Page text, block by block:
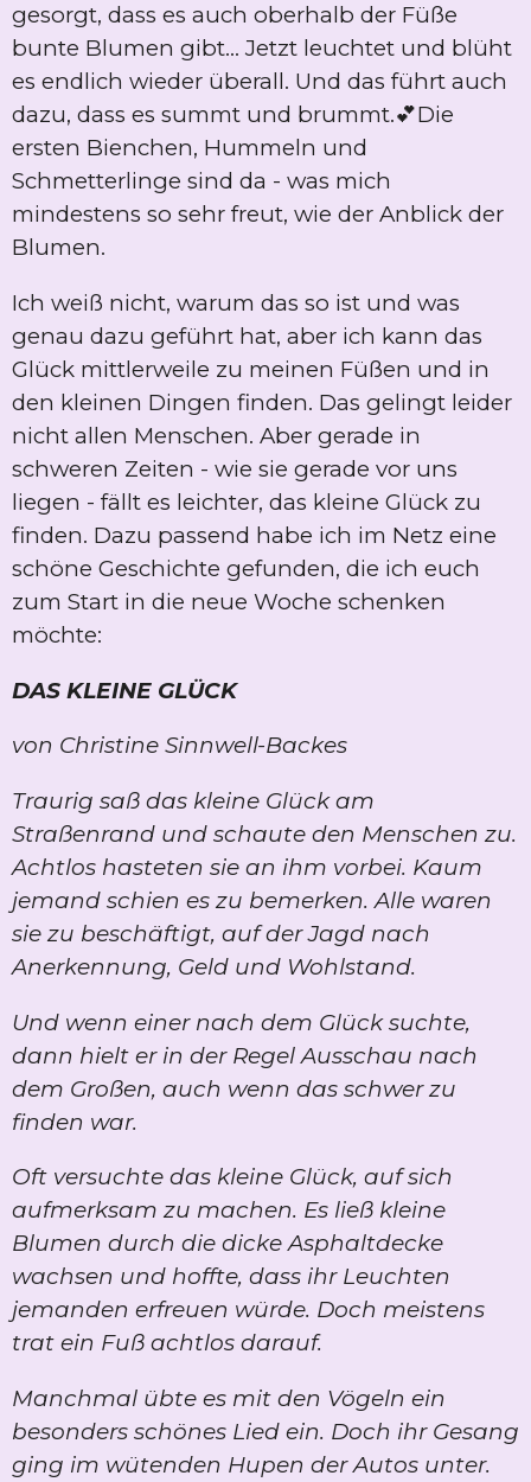
gesorgt, dass es auch oberhalb der Füße
bunte Blumen gibt... Jetzt leuchtet und blüht
es endlich wieder überall. Und das führt auch
dazu, dass es summt und brummt.💕Die
ersten Bienchen, Hummeln und
Schmetterlinge sind da - was mich
mindestens so sehr freut, wie der Anblick der
Blumen.
Ich weiß nicht, warum das so ist und was
genau dazu geführt hat, aber ich kann das
Glück mittlerweile zu meinen Füßen und in
den kleinen Dingen finden. Das gelingt leider
nicht allen Menschen. Aber gerade in
schweren Zeiten - wie sie gerade vor uns
liegen - fällt es leichter, das kleine Glück zu
finden. Dazu passend habe ich im Netz eine
schöne Geschichte gefunden, die ich euch
zum Start in die neue Woche schenken
möchte:
DAS KLEINE GLÜCK
von Christine Sinnwell-Backes
Traurig saß das kleine Glück am
Straßenrand und schaute den Menschen zu.
Achtlos hasteten sie an ihm vorbei. Kaum
jemand schien es zu bemerken. Alle waren
sie zu beschäftigt, auf der Jagd nach
Anerkennung, Geld und Wohlstand.
Und wenn einer nach dem Glück suchte,
dann hielt er in der Regel Ausschau nach
dem Großen, auch wenn das schwer zu
finden war.
Oft versuchte das kleine Glück, auf sich
aufmerksam zu machen. Es ließ kleine
Blumen durch die dicke Asphaltdecke
wachsen und hoffte, dass ihr Leuchten
jemanden erfreuen würde. Doch meistens
trat ein Fuß achtlos darauf.
Manchmal übte es mit den Vögeln ein
besonders schönes Lied ein. Doch ihr Gesang
ging im wütenden Hupen der Autos unter.